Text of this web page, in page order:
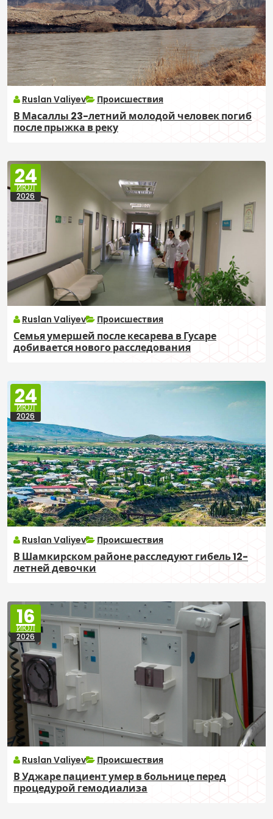
Ruslan Valiyev Происшествия
В Масаллы 23-летний молодой человек погиб
после прыжка в реку
24
ИЮЛ
2026
Ruslan Valiyev Происшествия
Семья умершей после кесарева в Гусаре
добивается нового расследования
24
ИЮЛ
2026
Ruslan Valiyev Происшествия
В Шамкирском районе расследуют гибель 12-
летней девочки
16
ИЮЛ
2026
Ruslan Valiyev Происшествия
В Уджаре пациент умер в больнице перед
процедурой гемодиализа